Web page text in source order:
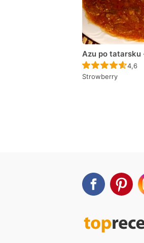
Azu po tatarsku
4,6
Strowberry